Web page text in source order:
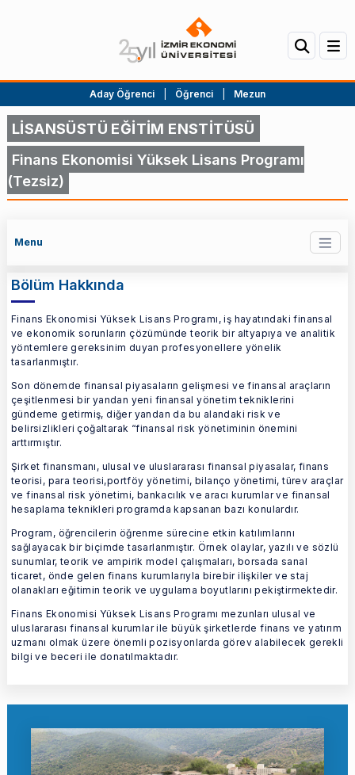
Aday Öğrenci Öğrenci Mezun
LİSANSÜSTÜ EĞİTİM ENSTİTÜSÜ
Finans Ekonomisi Yüksek Lisans Programı
(Tezsiz)
Bölüm Hakkında
Finans Ekonomisi Yüksek Lisans Programı, iş hayatındaki finansal
ve ekonomik sorunların çözümünde teorik bir altyapıya ve analitik
yöntemlere gereksinim duyan profesyonellere yönelik
tasarlanmıştır.
Son dönemde finansal piyasaların gelişmesi ve finansal araçların
çeşitlenmesi bir yandan yeni finansal yönetim tekniklerini
gündeme getirmiş, diğer yandan da bu alandaki risk ve
belirsizlikleri çoğaltarak “finansal risk yönetiminin önemini
arttırmıştır.
Şirket finansmanı, ulusal ve uluslararası finansal piyasalar, finans
teorisi, para teorisi,portföy yönetimi, bilanço yönetimi, türev araçlar
ve finansal risk yönetimi, bankacılık ve aracı kurumlar ve finansal
hesaplama teknikleri programda kapsanan bazı konulardır.
Program, öğrencilerin öğrenme sürecine etkin katılımlarını
sağlayacak bir biçimde tasarlanmıştır. Örnek olaylar, yazılı ve sözlü
sunumlar, teorik ve ampirik model çalışmaları, borsada sanal
ticaret, önde gelen finans kurumlarıyla birebir ilişkiler ve staj
olanakları eğitimin teorik ve uygulama boyutlarını pekiştirmektedir.
Finans Ekonomisi Yüksek Lisans Programı mezunları ulusal ve
uluslararası finansal kurumlar ile büyük şirketlerde finans ve yatırım
uzmanı olmak üzere önemli pozisyonlarda görev alabilecek gerekli
bilgi ve beceri ile donatılmaktadır.
Menu